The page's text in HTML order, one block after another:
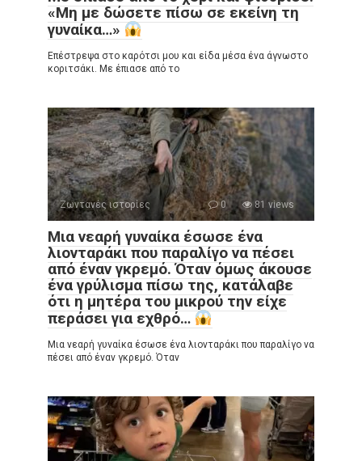
«Μη με δώσετε πίσω σε εκείνη τη
γυναίκα…»
Επέστρεψα στο καρότσι μου και είδα μέσα ένα άγνωστο
κοριτσάκι. Με έπιασε από το
Ζωντανές ιστορίες 0 81 views
Μια νεαρή γυναίκα έσωσε ένα
λιονταράκι που παραλίγο να πέσει
από έναν γκρεμό. Όταν όμως άκουσε
ένα γρύλισμα πίσω της, κατάλαβε
ότι η μητέρα του μικρού την είχε
περάσει για εχθρό…
Μια νεαρή γυναίκα έσωσε ένα λιονταράκι που παραλίγο να
πέσει από έναν γκρεμό. Όταν